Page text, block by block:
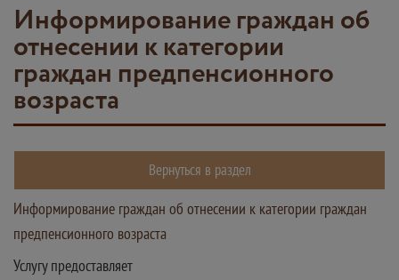
Информирование граждан об
отнесении к категории
граждан предпенсионного
возраста
Вернуться в раздел
Информирование граждан об отнесении к категории граждан
предпенсионного возраста
Услугу предоставляет